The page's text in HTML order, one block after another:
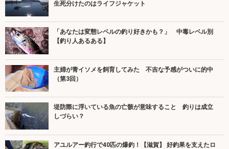
生死分けたのはライフジャケット
「あなたは変態レベルの釣り好きかも？」 中毒レベル別
【釣り人あるある】
主婦が青イソメを飼育してみた 不吉な予感がついに的中
（第3回）
堤防際に浮いている魚の亡骸が意味すること 釣りは成立
しづらい？
アユルアー釣行で40匹の爆釣！【滋賀】 好釣果を支えたロ